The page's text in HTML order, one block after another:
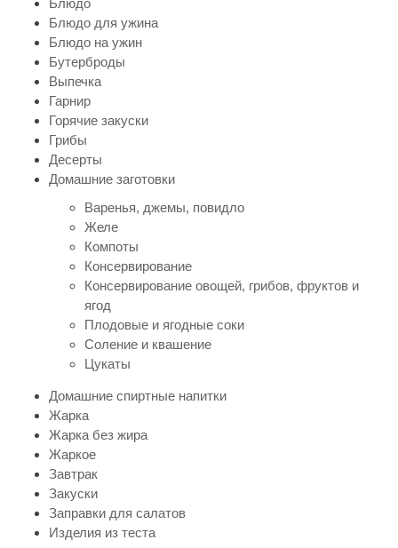
Блюдо для ужина
Блюдо на ужин
Бутерброды
Выпечка
Гарнир
Горячие закуски
Грибы
Десерты
Домашние заготовки
Варенья, джемы, повидло
Желе
Компоты
Консервирование
Консервирование овощей, грибов, фруктов и
ягод
Плодовые и ягодные соки
Соление и квашение
Цукаты
Домашние спиртные напитки
Жарка
Жарка без жира
Жаркое
Завтрак
Закуски
Заправки для салатов
Изделия из теста